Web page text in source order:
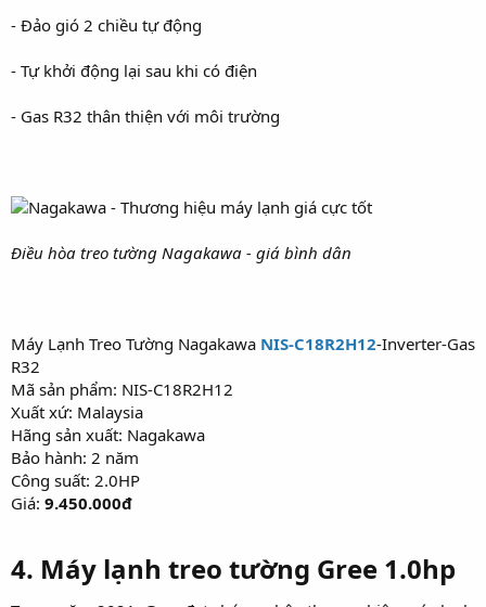
- Đảo gió 2 chiều tự động
- Tự khởi động lại sau khi có điện
- Gas R32 thân thiện với môi trường
Điều hòa treo tường Nagakawa - giá bình dân
Máy Lạnh Treo Tường Nagakawa NIS-C18R2H12-Inverter-Gas
R32
Mã sản phẩm: NIS-C18R2H12
Xuất xứ: Malaysia
Hãng sản xuất: Nagakawa
Bảo hành: 2 năm
Công suất: 2.0HP
Giá: 9.450.000đ
4. Máy lạnh treo tường Gree 1.0hp